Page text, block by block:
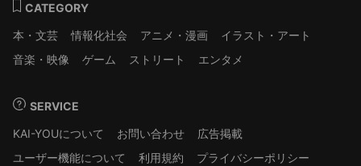
CATEGORY
本・文芸
情報化社会 アニメ・漫画
イラスト・アート
音楽・映像
ゲーム ストリート エンタメ
SERVICE
KAI-YOUについて
お問い合わせ
広告掲載
ユーザー機能について
利用規約
プライバシーポリシー